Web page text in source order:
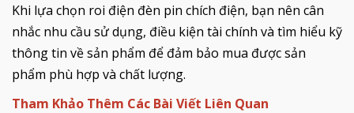
Khi lựa chọn roi điện đèn pin chích điện, bạn nên cân
nhắc nhu cầu sử dụng, điều kiện tài chính và tìm hiểu kỹ
thông tin về sản phẩm để đảm bảo mua được sản
phẩm phù hợp và chất lượng.
Tham Khảo Thêm Các Bài Viết Liên Quan